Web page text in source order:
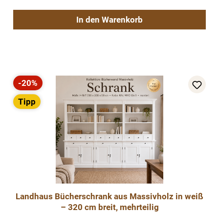
In den Warenkorb
Rabatt
-20%
Tipp
Landhaus Bücherschrank aus Massivholz in weiß
– 320 cm breit, mehrteilig